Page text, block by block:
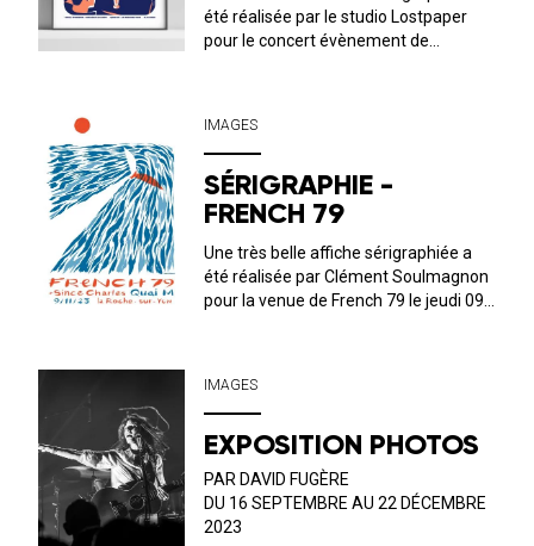
été réalisée par le studio Lostpaper
pour le concert évènement de
dans les années 50/60 américaines.
Format 50*70 c...
IMAGES
SÉRIGRAPHIE -
FRENCH 79
Une très belle affiche sérigraphiée a
été réalisée par Clément Soulmagnon
pour la venue de French 79 le jeudi 09
éléments, la voile. fo...
IMAGES
EXPOSITION PHOTOS
PAR DAVID FUGÈRE
DU 16 SEPTEMBRE AU 22 DÉCEMBRE
2023